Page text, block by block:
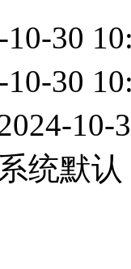
10-30
10-30
10-
统默认